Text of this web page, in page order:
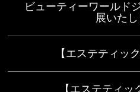
ビューティーワールド
展いた
【エステティッ
【エステティッ